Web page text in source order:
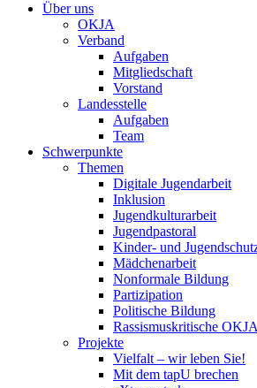
Über uns
OKJA
Verband
Aufgaben
Mitgliedschaft
Vorstand
Landesstelle
Aufgaben
Team
Schwerpunkte
Themen
Digitale Jugendarbeit
Inklusion
Jugendkulturarbeit
Jugendpastoral
Kinder- und
Mädchenarbeit
Nonformale Bildung
Partizipation
Politische Bildung
Rassismuskritische OKJA
Projekte
Vielfalt – wir leben Sie!
Mit dem tapU brechen